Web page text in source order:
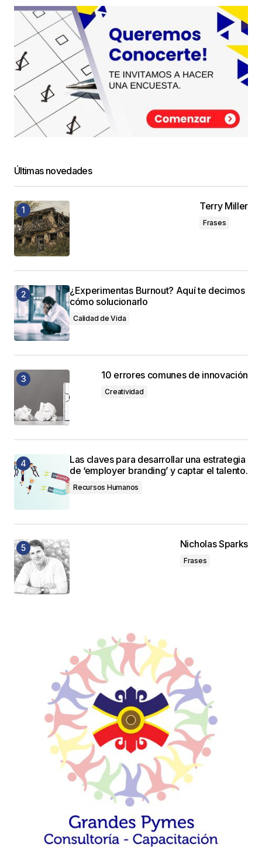
Últimas novedades
Terry Miller
Frases
¿Experimentas Burnout? Aquí te decimos
cómo solucionarlo
Calidad de Vida
10 errores comunes de innovación
Creatividad
Las claves para desarrollar una estrategia
de ‘employer branding’ y captar el talento.
Recursos Humanos
Nicholas Sparks
Frases